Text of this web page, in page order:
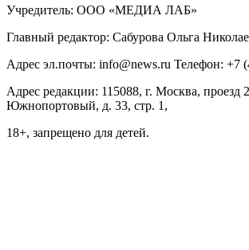
Учредитель: ООО «МЕДИА ЛАБ»
Главный редактор: Сабурова Ольга
Адрес эл.почты: info@news.ru Телефон: +7
Адрес редакции: 115088, г. Москва, проезд
Южнопортовый, д. 33, стр. 1,
18+, запрещено для детей.